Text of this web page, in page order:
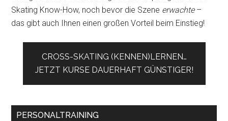
Skating Know-How, noch bevor die Szene erwachte–
das gibt auch Ihnen einen großen Vorteil beim Einstieg!
CROSS-SKATING (KENNEN)LERNEN…
JETZT KURSE DAUERHAFT GÜNSTIGER!
PERSONALTRAINING